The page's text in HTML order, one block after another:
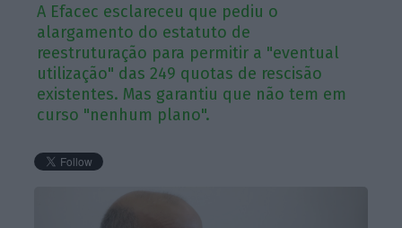
A Efacec esclareceu que pediu o
alargamento do estatuto de
reestruturação para permitir a "eventual
utilização" das 249 quotas de rescisão
existentes. Mas garantiu que não tem em
curso "nenhum plano".